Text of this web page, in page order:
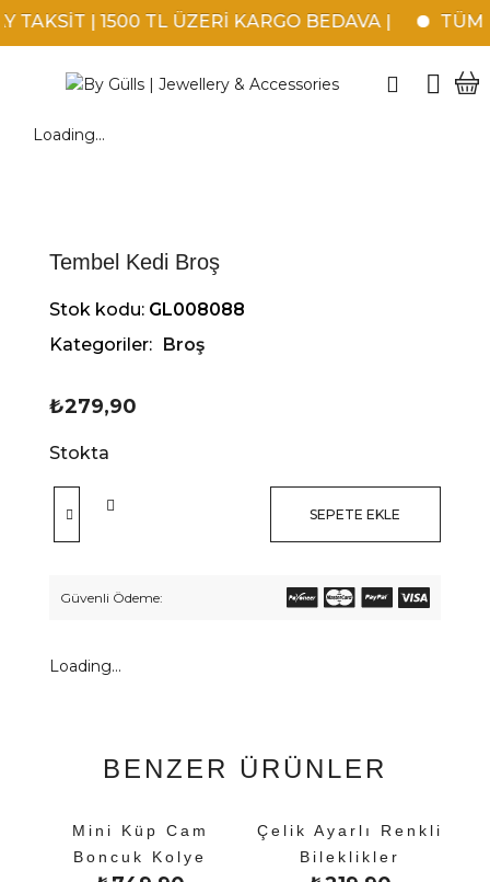
| 1500 TL ÜZERİ KARGO BEDAVA | TÜM
Loading...
Tembel Kedi Broş
Stok kodu: GL008088
Kategoriler: Broş
₺279,90
Stokta
SEPETE EKLE
Güvenli Ödeme:
Loading...
BENZER ÜRÜNLER
Mini Küp Cam
Boncuk Kolye
Çelik Ayarlı Renkli
Bileklikler